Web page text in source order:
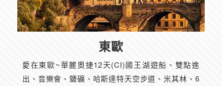
東歐
愛在東歐~華麗奧捷12天(CI)國王湖遊船、雙點進
出、音樂會、鹽礦、哈斯達特天空步道、米其林、6